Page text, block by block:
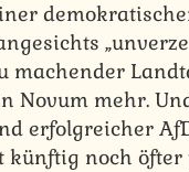
machender
Novum mehr.
erfolgreicher
künftig noch öfter